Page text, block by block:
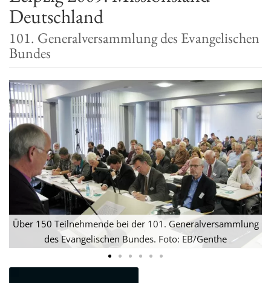
o
Deutschland
101. Generalversammlung des Evangelischen
Bundes
Über 150 Teilnehmende bei der 101. Generalversammlung
des Evangelischen Bundes. Foto: EB/Genthe